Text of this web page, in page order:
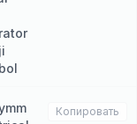
Копировать